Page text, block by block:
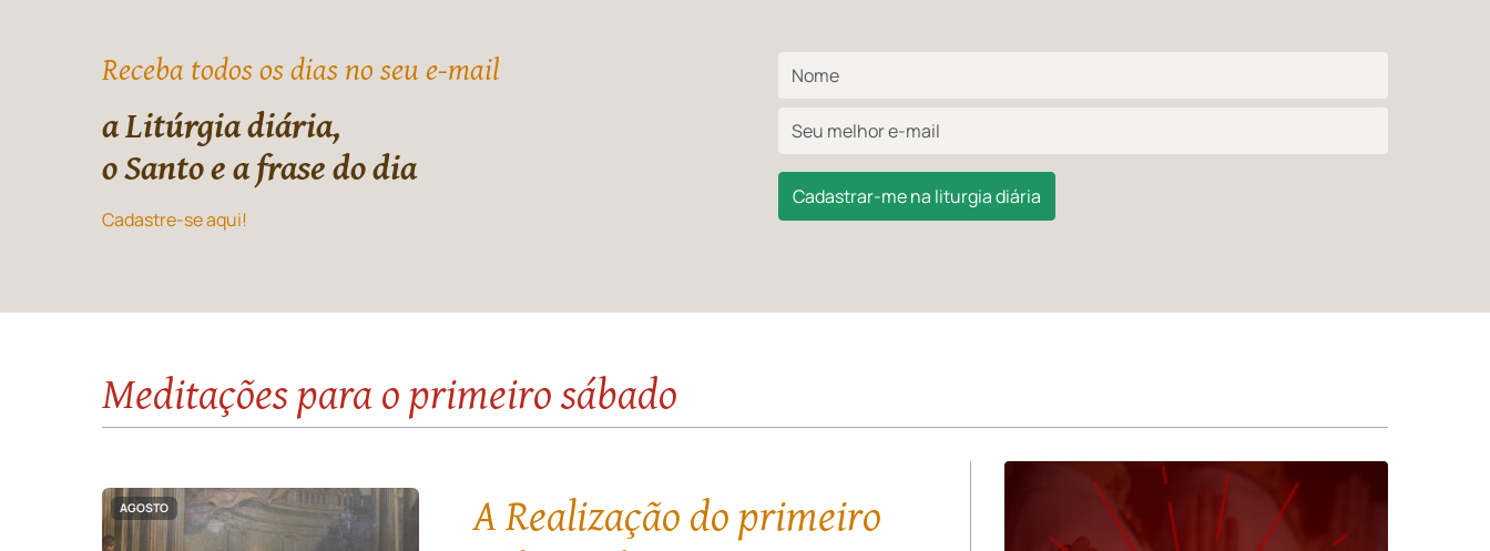
Receba todos os dias no seu e-mail
a Litúrgia diária,
o Santo e a frase do dia
Cadastre-se aqui!
Cadastrar-me na liturgia diária
Meditações para o primeiro sábado
AGOSTO A Realização do primeiro